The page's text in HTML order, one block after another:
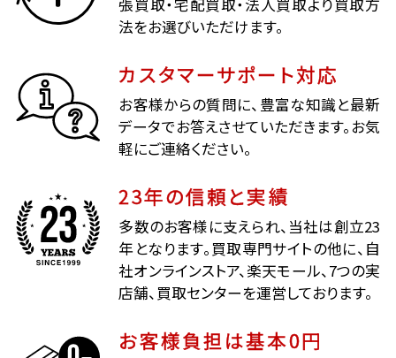
張買取・宅配買取・法人買取より買取方
法をお選びいただけます。
カスタマーサポート対応
お客様からの質問に、豊富な知識と最新
データでお答えさせていただきます。お気
軽にご連絡ください。
23年の信頼と実績
多数のお客様に支えられ、当社は創立23
年となります。買取専門サイトの他に、自
社オンラインストア、楽天モール、7つの実
店舗、買取センターを運営しております。
お客様負担は基本0円